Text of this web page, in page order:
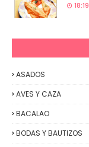
18:19
ASADOS
AVES Y CAZA
BACALAO
BODAS Y BAUTIZOS